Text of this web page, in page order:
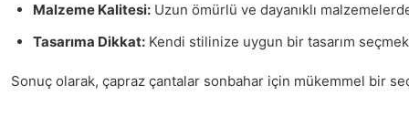
Malzeme Kalitesi: Uzun ömürlü ve dayanıklı
Tasarıma Dikkat: Kendi stilinize uygun bir tasarım
Sonuç olarak, çapraz çantalar sonbahar için mükemmel bir